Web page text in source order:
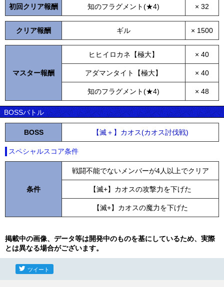
初回クリア報酬 知のフラグメント(★4) × 32
クリア報酬 ギル × 1500
マスター報酬
ヒヒイロカネ【極大】 × 40
アダマンタイト【極大】 × 40
知のフラグメント(★4) × 48
BOSSバトル
BOSS 【滅＋】カオス(カオス討伐戦)
スペシャルスコア条件
条件
戦闘不能でないメンバーが4人以上でクリア
【滅+】カオスの攻撃力を下げた
【滅+】カオスの魔力を下げた
掲載中の画像、データ等は開発中のものを基にしているため、実際
とは異なる場合がございます。
ツイート